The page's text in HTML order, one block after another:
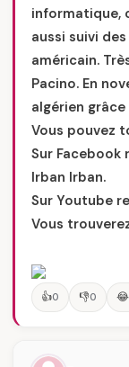
informatique,
aussi suivi
américain.
Pacino. En
algérien
Vous pouvez
Sur Facebook
Irban Irban.
Sur Youtube
Vous
👍0 👎0 😂